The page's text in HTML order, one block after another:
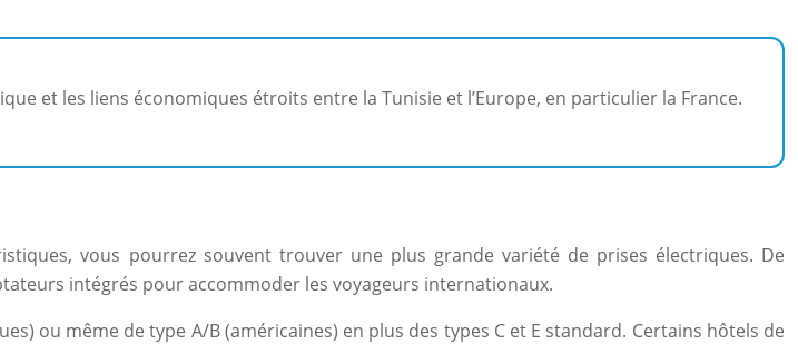
et les liens économiques étroits entre la Tunisie et l’Europe, en particulier la France.
vous pourrez souvent trouver une plus grande variété de prises électriques. De
intégrés pour accommoder les voyageurs internationaux.
ou même de type A/B (américaines) en plus des types C et E standard. Certains hôtels de